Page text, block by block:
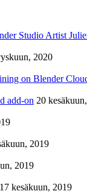
Studio Artist
2020
on Blender
add-on 20
2019
2019
17 kesäkuun, 2019